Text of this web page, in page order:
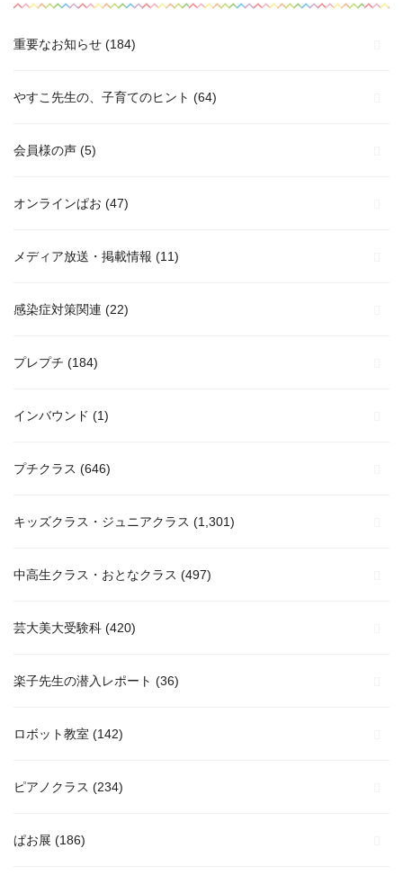
重要なお知らせ (184)
やすこ先生の、子育てのヒント (64)
会員様の声 (5)
オンラインぱお (47)
メディア放送・掲載情報 (11)
感染症対策関連 (22)
プレプチ (184)
インバウンド (1)
プチクラス (646)
キッズクラス・ジュニアクラス (1,301)
中高生クラス・おとなクラス (497)
芸大美大受験科 (420)
楽子先生の潜入レポート (36)
ロボット教室 (142)
ピアノクラス (234)
ぱお展 (186)